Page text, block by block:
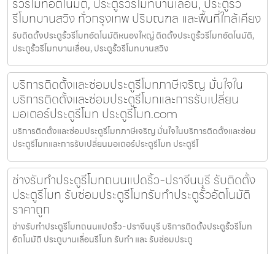
รีโมทบานสวิง ทั่วกรุงเทพ ปริมณฑล และพื้นที่ใกล้เคียง
รับติดตั้งประตูรั้วรีโมทอัตโนมัติหนองใหญ่ ติดตั้งประตูรั้วรีโมทอัตโนมัติ,
ประตูรั้วรีโมทบานเลื่อน, ประตูรั้วรีโมทบานสวิง
บริการติดตั้งและซ่อมประตูรีโมทภาษีเจริญ มั่นใจใน
บริการติดตั้งและซ่อมประตูรีโมทและการรับเปลี่ยน
มอเตอร์ประตูรีโมท ประตูรีโมท.com
บริการติดตั้งและซ่อมประตูรีโมทภาษีเจริญ มั่นใจในบริการติดตั้งและซ่อม
ประตูรีโมทและการรับเปลี่ยนมอเตอร์ประตูรีโมท ประตูรีโ
ช่างรับทำประตูรีโมทถนนแปดริ้ว-ปราจีนบุรี รับติดตั้ง
ประตูรีโมท รับซ่อมประตูรีโมทรับทำประตูรั้วอัตโนมัติ
ราคาถูก
ช่างรับทำประตูรีโมทถนนแปดริ้ว-ปราจีนบุรี บริการติดตั้งประตูรั้วรีโมท
อัตโนมัติ ประตูบานเลื่อนรีโมท รับทำ และ รับซ่อมประตู